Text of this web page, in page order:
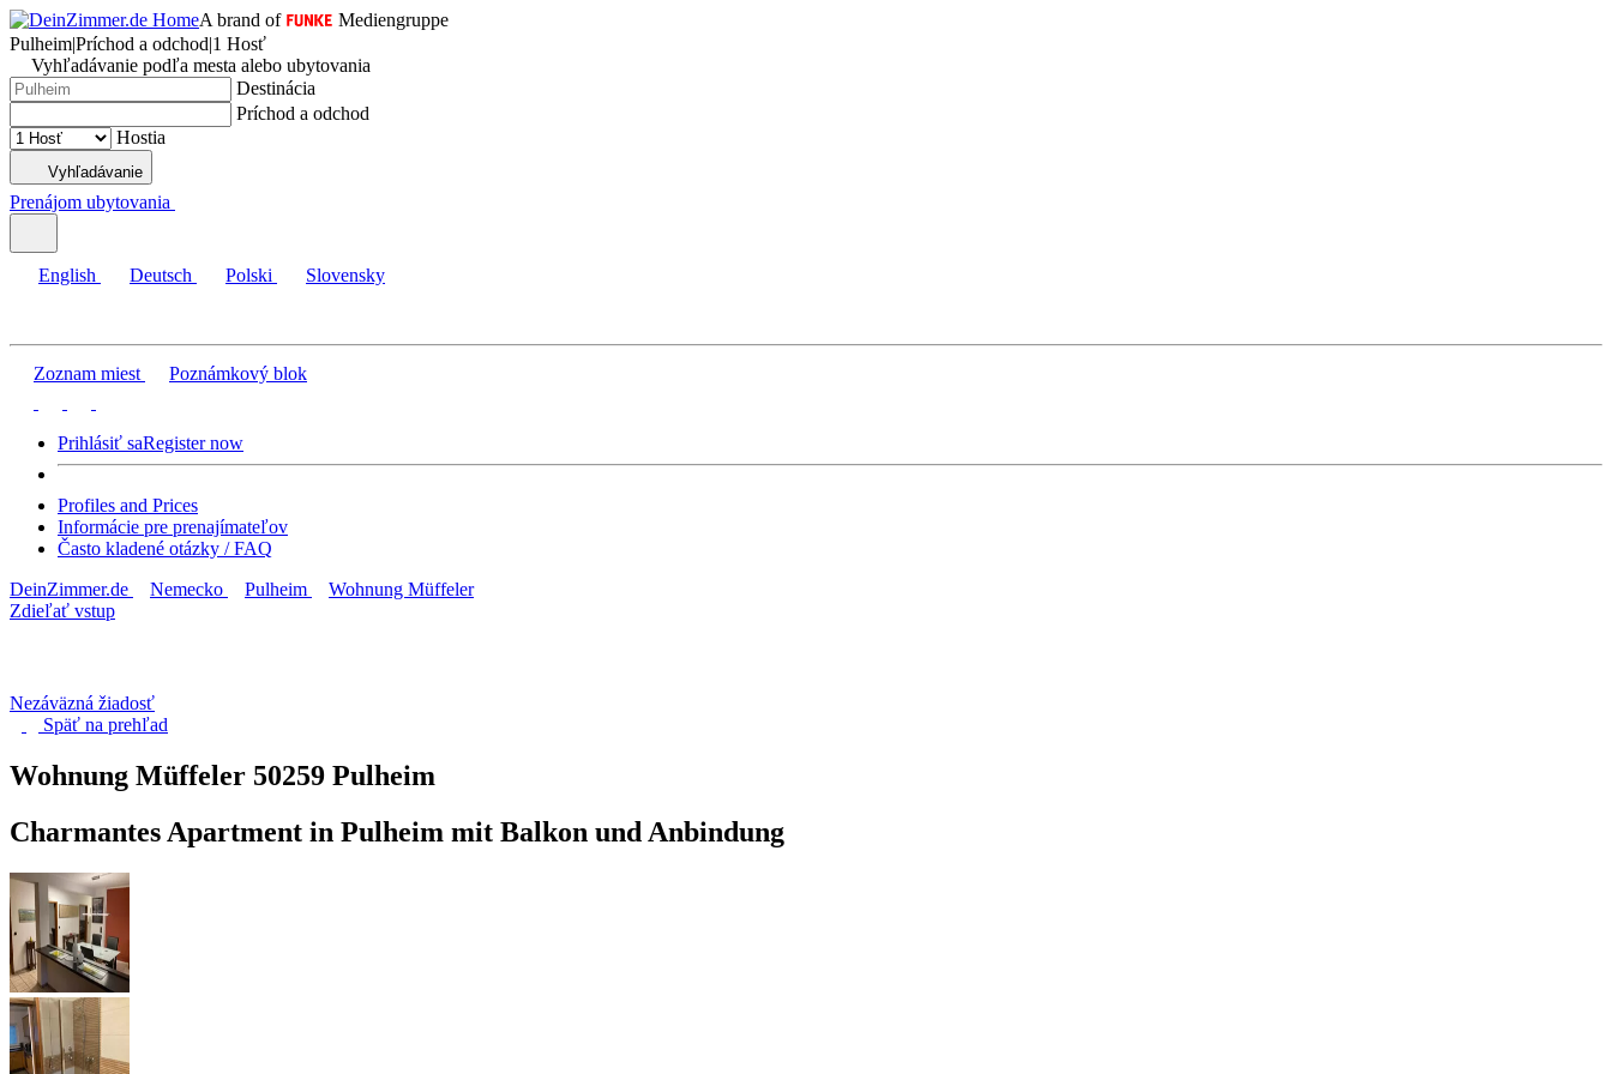
A brand of
Mediengruppe
Pulheim|Príchod a odchod|1 Hosť
Vyhľadávanie podľa mesta alebo ubytovania
Destinácia
Príchod a odchod
Hostia
Vyhľadávanie
Prenájom ubytovania
English Deutsch Polski Slovensky
Zoznam miest Poznámkový blok
Prihlásiť saRegister now
Profiles and Prices
Informácie pre prenajímateľov
Často kladené otázky / FAQ
DeinZimmer.de
Nemecko Pulheim
Wohnung Müffeler
Zdieľať vstup
Nezáväzná žiadosť
Späť na prehľad
Wohnung Müffeler 50259 Pulheim
Charmantes Apartment in Pulheim mit Balkon und Anbindung